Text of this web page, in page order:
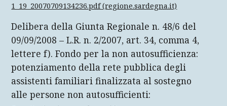
1_19_20070709134236.pdf (regione.sardegna.it)
Delibera della Giunta Regionale n. 48/6 del
09/09/2008 – L.R. n. 2/2007, art. 34, comma 4,
lettere f). Fondo per la non autosufficienza:
potenziamento della rete pubblica degli
assistenti familiari finalizzata al sostegno
alle persone non autosufficienti: